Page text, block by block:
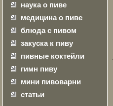
наука о пиве
медицина о пиве
блюда с пивом
закуска к пиву
пивные коктейли
гимн пиву
мини пивоварни
статьи